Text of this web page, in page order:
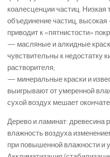
коалесценции частиц. Низкая
объединение частиц,
приводит к «пятнистости»
— масляные и алкидные
чувствительны к недостатку
растворителя;
— минеральные краски и
выигрывают от умеренной
сухой воздух мешает
Дерево и ламинат: древесина
влажность воздуха
при повышенной влажности и